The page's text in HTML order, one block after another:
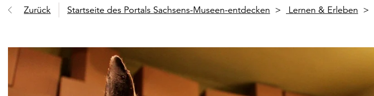
Zurück Startseite des Portals Sachsens-Museen-entdecken Lernen & Erleben